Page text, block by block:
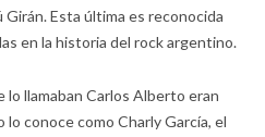
Esta última es reconocida
en la historia del rock argentino.
lo llamaban Carlos Alberto eran
conoce como Charly García, el